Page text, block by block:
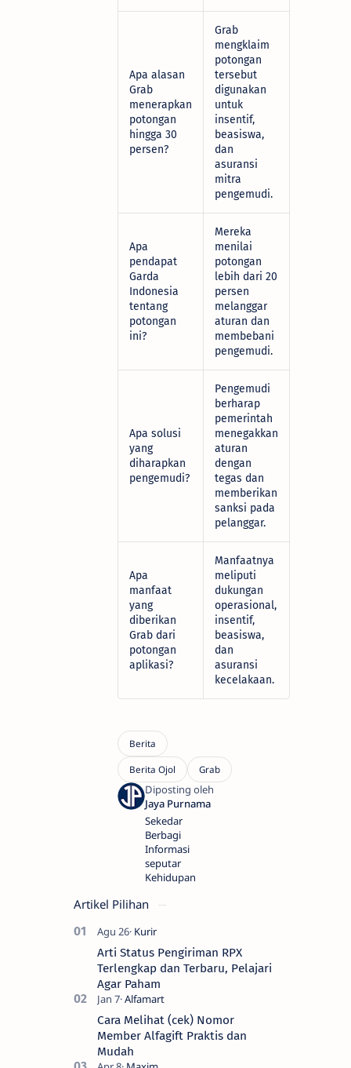
Apa alasan
Grab
menerapkan
potongan
hingga 30
persen?
Grab
mengklaim
potongan
tersebut
digunakan
untuk
insentif,
beasiswa,
dan
asuransi
mitra
pengemudi.
Apa
pendapat
Garda
Indonesia
tentang
potongan
ini?
Mereka
menilai
potongan
lebih dari 20
persen
melanggar
aturan dan
membebani
pengemudi.
Apa solusi
yang
diharapkan
pengemudi?
Pengemudi
berharap
pemerintah
menegakkan
aturan
dengan
tegas dan
memberikan
sanksi pada
pelanggar.
Apa
manfaat
yang
diberikan
Grab dari
potongan
aplikasi?
Manfaatnya
meliputi
dukungan
operasional,
insentif,
beasiswa,
dan
asuransi
kecelakaan.
Sekedar
Berbagi
Informasi
seputar
Kehidupan
Artikel Pilihan
Arti Status Pengiriman RPX
Terlengkap dan Terbaru, Pelajari
Agar Paham
Cara Melihat (cek) Nomor
Member Alfagift Praktis dan
Mudah